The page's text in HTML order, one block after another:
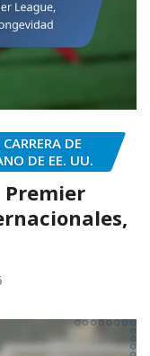
DE
DE EE. UU.
Premier